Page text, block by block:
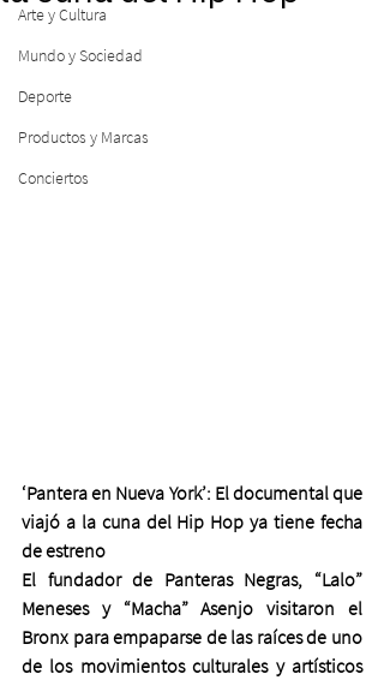
Arte y Cultura
Mundo y Sociedad
Deporte
Productos y Marcas
Conciertos
‘Pantera en Nueva York’: El documental que
viajó a la cuna del Hip Hop ya tiene fecha
de estreno
El fundador de Panteras Negras, “Lalo”
Meneses y “Macha” Asenjo visitaron el
Bronx para empaparse de las raíces de uno
de los movimientos culturales y artísticos